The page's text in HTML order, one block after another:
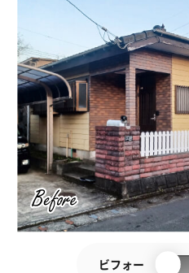
ビフォー